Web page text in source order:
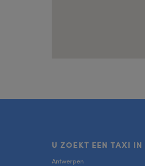
U ZOEKT EEN TAXI IN
Antwerpen